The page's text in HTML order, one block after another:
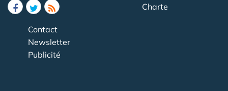
Charte
Contact
Newsletter
Publicité